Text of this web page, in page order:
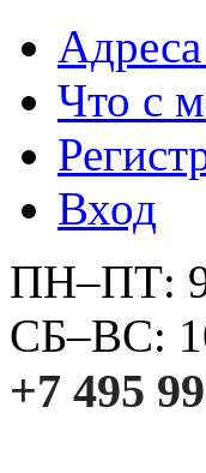
Что с
Вход
ПН–ПТ:
СБ–ВС:
+7 495